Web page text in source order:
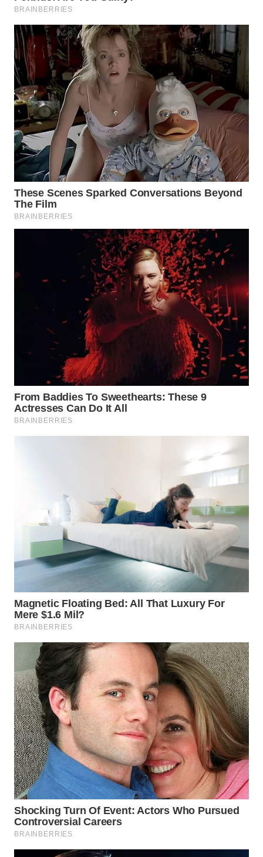
BEKASI
WN
BOGOR
WN
DEPOK
WN
TAPANULI
UTARA
WN
SAMOSIR
SUMEDANG
WN
KEPULAUAN
SERIBU
INDRAMAYU
WN
WN
MAJALENGKA
WN
SUBANG
WN
SUKABUMI
WN
PURWAKARTA
PRIANGAN